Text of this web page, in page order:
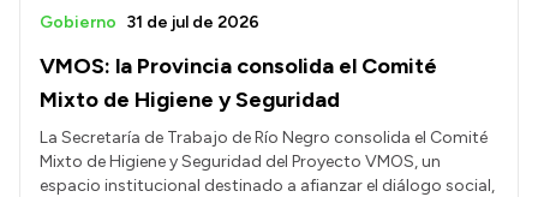
VMOS: la Provincia consolida el Comité
Mixto de Higiene y Seguridad
Gobierno 31 de jul de 2026
La Secretaría de Trabajo de Río Negro consolida el Comité
Mixto de Higiene y Seguridad del Proyecto VMOS, un
espacio institucional destinado a afianzar el diálogo social,